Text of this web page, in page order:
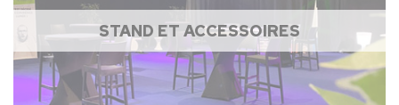
STAND ET ACCESSOIRES